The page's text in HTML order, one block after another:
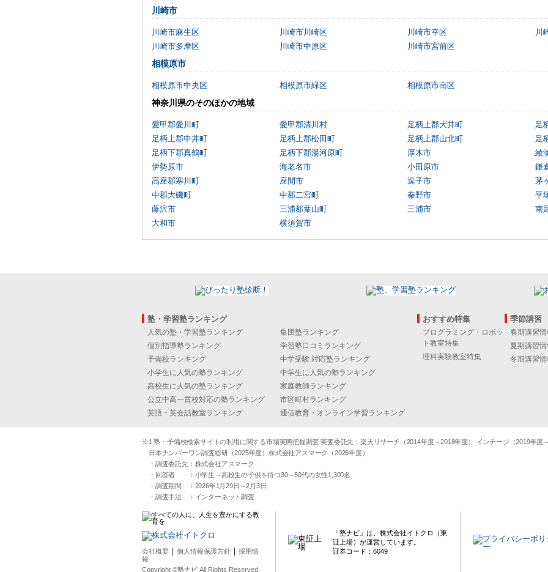
川崎市
川崎市麻生区 川崎市川崎区 川崎市幸区
川
川崎市多摩区
川崎市中原区 川崎市宮前区
相模原市
相模原市中央区 相模原市緑区 相模原市南区
神奈川県のそのほかの地域
愛甲郡愛川町 愛甲郡清川村 足柄上郡大井町
足
足柄上郡中井町
足柄上郡松田町 足柄上郡山北町
足
足柄下郡真鶴町
足柄下郡湯河原町 厚木市
綾
伊勢原市
海老名市 小田原市
鎌
高座郡寒川町
座間市 逗子市
茅
中郡大磯町
中郡二宮町 秦野市
平
藤沢市
三浦郡葉山町 三浦市
南
大和市
横須賀市
塾・学習塾ランキング
人気の塾・学習塾ランキング
集団塾ランキング
個別指導塾ランキング
学習塾口コミランキング
予備校ランキング
中学受験 対応塾ランキング
小学生に人気の塾ランキング
中学生に人気の塾ランキング
高校生に人気の塾ランキング
家庭教師ランキング
公立中高一貫校対応の塾ランキング
市区町村ランキング
英語・英会話教室ランキング
通信教育・オンライン学習ランキング
おすすめ特集
プログラミング・ロボッ
ト教室特集
理科実験教室特集
季節講習
春期講習情
夏期講習情
冬期講習情
※1 塾・予備校検索サイトの利用に関する市場実態把握調査 実査委託先：楽天リサーチ（2014年度～2018年度） インテージ（2019年度
日本ナンバーワン調査総研（2025年度）株式会社アスマーク（2026年度）
・調査委託先：株式会社アスマーク
・回答者 ：小学生～高校生の子供を持つ30～50代の女性1,300名
・調査期間 ：2026年1月29日～2月3日
・調査手法 ：インターネット調査
会社概要 ｜ 個人情報保護方針 ｜ 採用情
報
Copyright ©塾ナビ All Rights Reserved.
「塾ナビ」は、株式会社イトクロ（東
証上場）が運営しています。
証券コード：6049